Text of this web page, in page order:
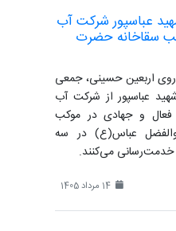
عباسپور شرکت آب
سقاخانه حضرت
اربعین حسینی، جمعی
عباسپور از شرکت آب
فعال و جهادی در موکب
عباس(ع) در سه
خدمت‌رسانی می‌کنند.